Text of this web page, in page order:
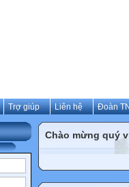
Trợ giúp Liên hệ Đoàn
Chào mừng quý